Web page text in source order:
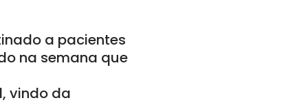
a pacientes
na semana que
vindo da